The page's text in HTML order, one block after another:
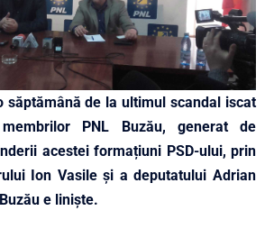
săptămână de la ultimul scandal iscat
PNL Buzău, generat de
acestei formațiuni PSD-ului, prin
Ion Vasile și a deputatului Adrian
e liniște.